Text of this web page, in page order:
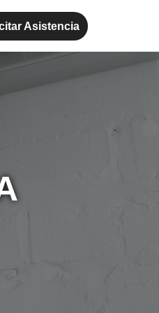
Asistencia